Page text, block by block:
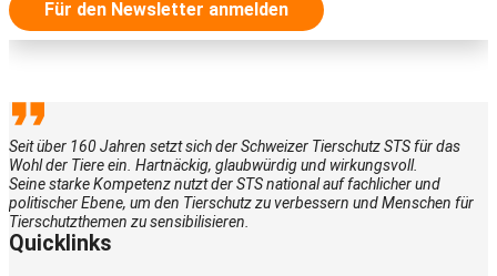
Für den Newsletter anmelden
Seit über 160 Jahren setzt sich der Schweizer Tierschutz STS für das
Wohl der Tiere ein. Hartnäckig, glaubwürdig und wirkungsvoll.
Seine starke Kompetenz nutzt der STS national auf fachlicher und
politischer Ebene, um den Tierschutz zu verbessern und Menschen für
Tierschutzthemen zu sensibilisieren.
Quicklinks